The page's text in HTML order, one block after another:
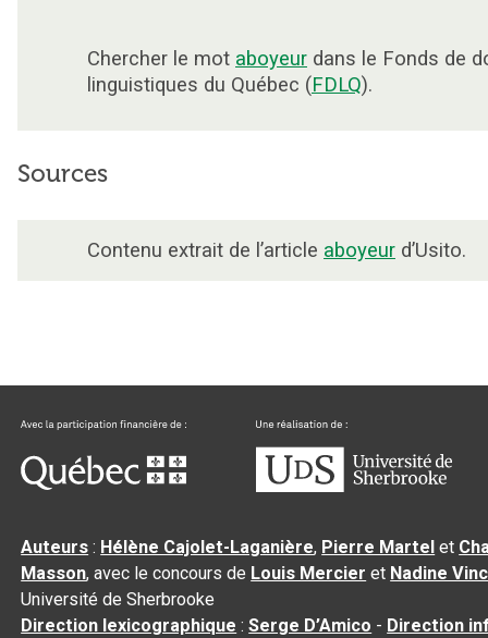
Chercher le mot aboyeur dans le Fonds de
linguistiques du Québec (FDLQ).
Sources
Contenu extrait de l’article aboyeur d’Usito.
Auteurs : Hélène Cajolet-Laganière, Pierre Martel et
Masson, avec le concours de Louis Mercier et Nadine
Université de Sherbrooke
Direction lexicographique :Serge D’Amico - Direction